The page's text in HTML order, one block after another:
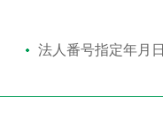
法人番号指定年月日